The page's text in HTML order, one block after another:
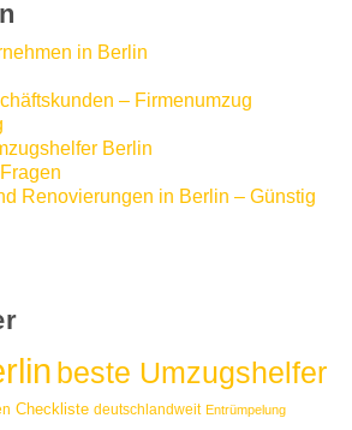
in Berlin
– Firmenumzug
Berlin
Renovierungen in Berlin – Günstig
beste Umzugshelfer
Checkliste deutschlandweit Entrümpelung